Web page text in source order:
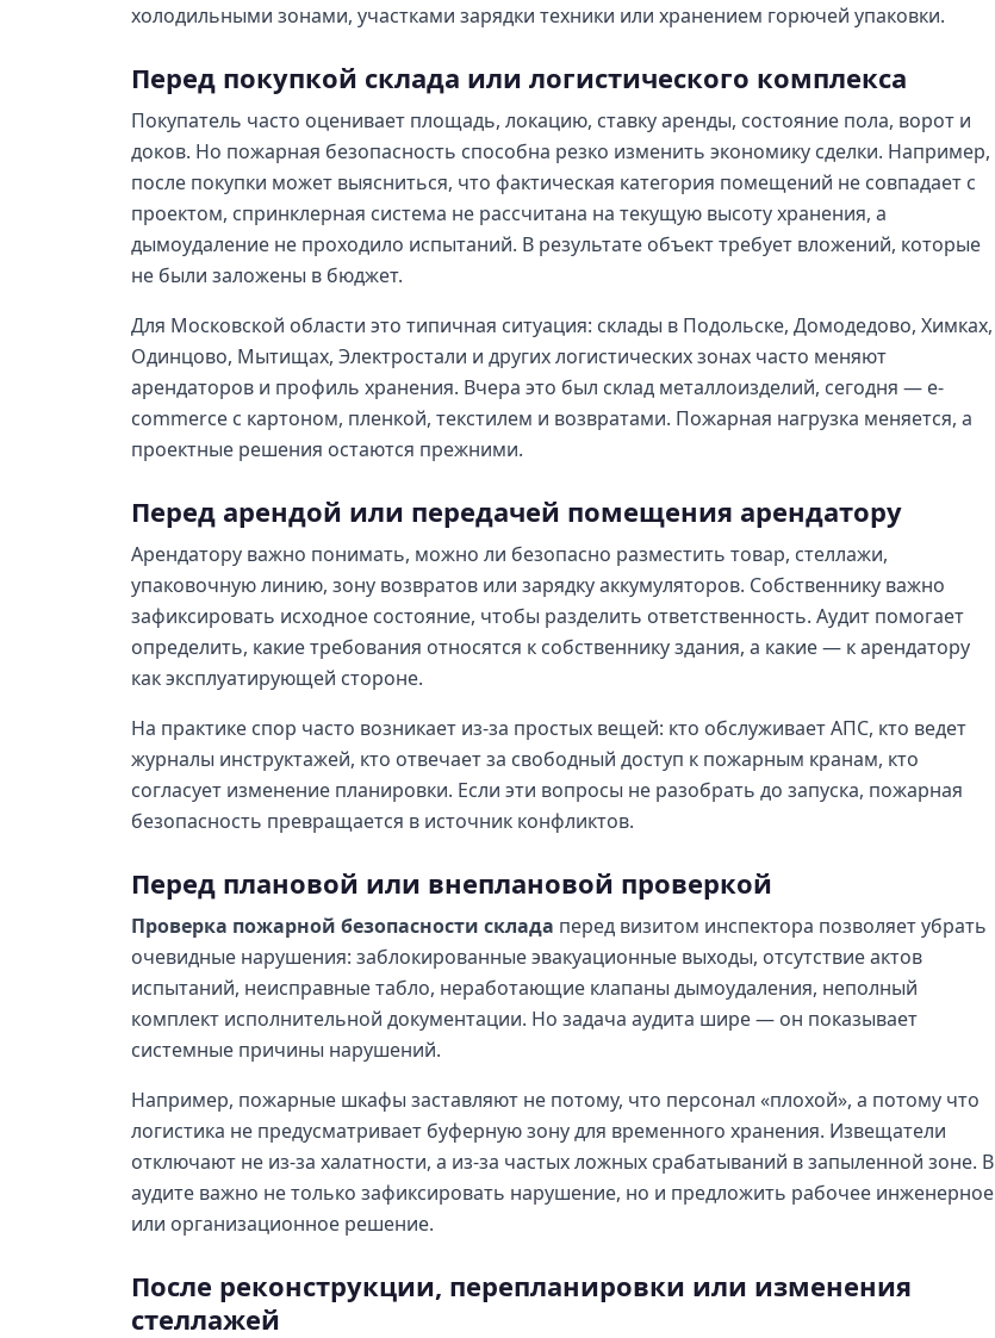
холодильными зонами, участками зарядки техники или хранением горючей упаковки.
Перед покупкой склада или логистического комплекса
Покупатель часто оценивает площадь, локацию, ставку аренды, состояние пола, ворот и
доков. Но пожарная безопасность способна резко изменить экономику сделки. Например,
после покупки может выясниться, что фактическая категория помещений не совпадает с
проектом, спринклерная система не рассчитана на текущую высоту хранения, а
дымоудаление не проходило испытаний. В результате объект требует вложений, которые
не были заложены в бюджет.
Для Московской области это типичная ситуация: склады в Подольске, Домодедово, Химках,
Одинцово, Мытищах, Электростали и других логистических зонах часто меняют
арендаторов и профиль хранения. Вчера это был склад металлоизделий, сегодня — e-
commerce с картоном, пленкой, текстилем и возвратами. Пожарная нагрузка меняется, а
проектные решения остаются прежними.
Перед арендой или передачей помещения арендатору
Арендатору важно понимать, можно ли безопасно разместить товар, стеллажи,
упаковочную линию, зону возвратов или зарядку аккумуляторов. Собственнику важно
зафиксировать исходное состояние, чтобы разделить ответственность. Аудит помогает
определить, какие требования относятся к собственнику здания, а какие — к арендатору
как эксплуатирующей стороне.
На практике спор часто возникает из-за простых вещей: кто обслуживает АПС, кто ведет
журналы инструктажей, кто отвечает за свободный доступ к пожарным кранам, кто
согласует изменение планировки. Если эти вопросы не разобрать до запуска, пожарная
безопасность превращается в источник конфликтов.
Перед плановой или внеплановой проверкой
Проверка пожарной безопасности склада перед визитом инспектора позволяет убрать
очевидные нарушения: заблокированные эвакуационные выходы, отсутствие актов
испытаний, неисправные табло, неработающие клапаны дымоудаления, неполный
комплект исполнительной документации. Но задача аудита шире — он показывает
системные причины нарушений.
Например, пожарные шкафы заставляют не потому, что персонал «плохой», а потому что
логистика не предусматривает буферную зону для временного хранения. Извещатели
отключают не из-за халатности, а из-за частых ложных срабатываний в запыленной зоне. В
аудите важно не только зафиксировать нарушение, но и предложить рабочее инженерное
или организационное решение.
После реконструкции, перепланировки или изменения
стеллажей